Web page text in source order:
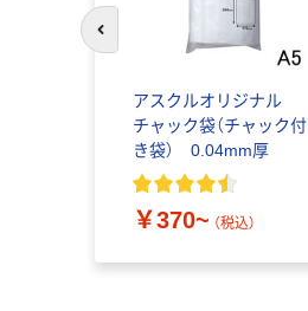
アスクルオリジナル
チャック袋（チャック付
き袋） 0.04mm厚
￥370~ （税込）
前のスライドへ